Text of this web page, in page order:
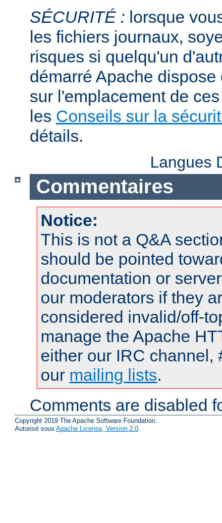
SÉCURITÉ : lorsque
les fichiers journaux,
risques si quelqu'un
démarré Apache
sur l'emplacement de
les Conseils sur la
détails.
Langues
Commentaires
Notice:
This is not a Q&A
should be pointed
documentation or
our moderators if they
considered invalid/off-
manage the Apache
either our IRC channel,
our mailing lists.
Comments are disabled
Copyright 2019 The Apache Software Foundation.
Autorisé sous Apache License, Version 2.0